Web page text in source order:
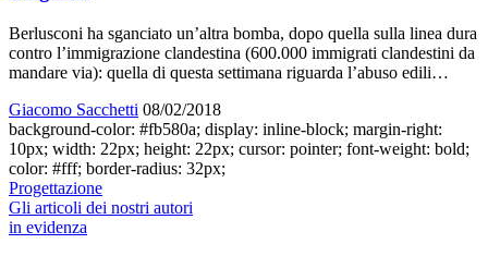
Berlusconi ha sganciato un’altra bomba, dopo quella sulla linea dura
contro l’immigrazione clandestina (600.000 immigrati clandestini da
mandare via): quella di questa settimana riguarda l’abuso edili…
Giacomo Sacchetti 08/02/2018
background-color: #fb580a; display: inline-block; margin-right:
10px; width: 22px; height: 22px; cursor: pointer; font-weight: bold;
color: #fff; border-radius: 32px;
Progettazione
Gli articoli dei nostri autori
in evidenza